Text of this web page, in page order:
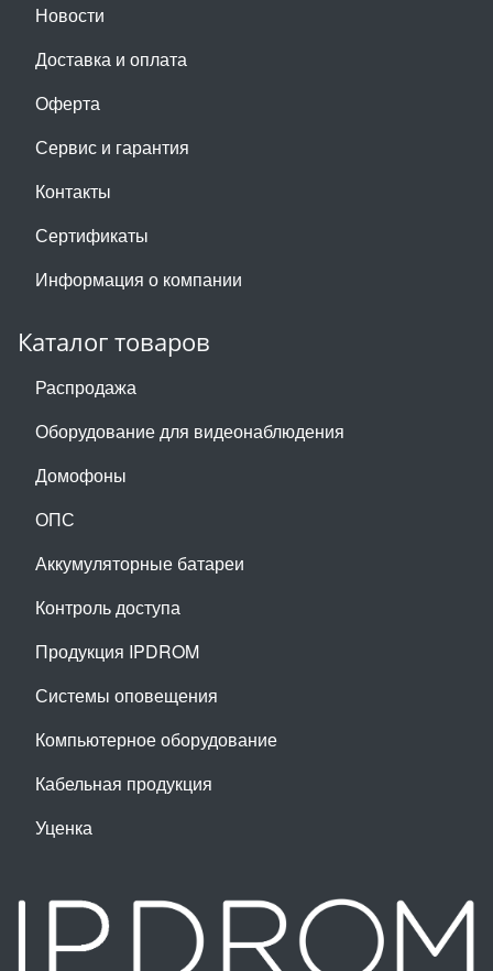
Новости
Доставка и оплата
Оферта
Сервис и гарантия
Контакты
Сертификаты
Информация о компании
Каталог товаров
Распродажа
Оборудование для видеонаблюдения
Домофоны
ОПС
Аккумуляторные батареи
Контроль доступа
Продукция IPDROM
Системы оповещения
Компьютерное оборудование
Кабельная продукция
Уценка